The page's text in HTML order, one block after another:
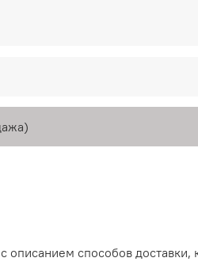
способов доставки,